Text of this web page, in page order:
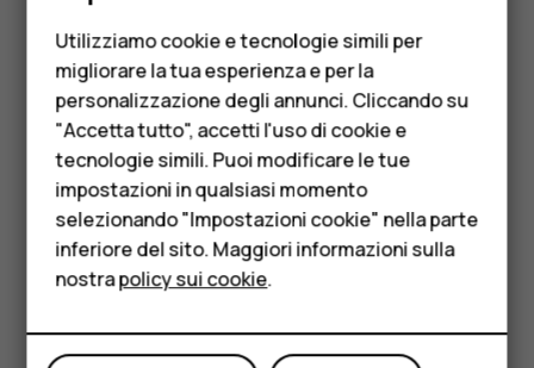
Cellulari
Telefoni per anziani
Accessori
HMD Terra M
Per le imprese
Tablet
Negozio
Eliminare una mappa
ToccareMaps>dehaze>Mappe offlinee il nome della
mappa.
ToccareELIMINA.
Ti è stato d'aiuto?
Sì No
Utilizziamo cookie e tecnologie simili per
migliorare la tua esperienza e per la
personalizzazione degli annunci. Cliccando su
"Accetta tutto", accetti l'uso di cookie e
tecnologie simili. Puoi modificare le tue
impostazioni in qualsiasi momento
selezionando "Impostazioni cookie" nella parte
inferiore del sito. Maggiori informazioni sulla
nostrapolicy sui cookie.